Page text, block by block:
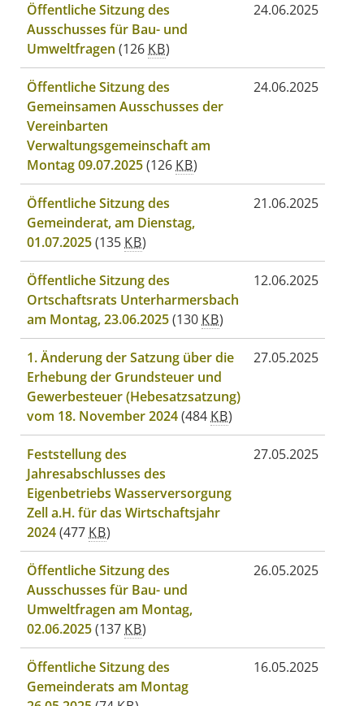
Öffentliche Sitzung des
Ausschusses für Bau- und
Umweltfragen (126KB)
24.06.2025
Öffentliche Sitzung des
Gemeinsamen Ausschusses der
Vereinbarten
Verwaltungsgemeinschaft am
Montag 09.07.2025(126KB)
24.06.2025
Öffentliche Sitzung des
Gemeinderat, am Dienstag,
01.07.2025(135KB)
21.06.2025
Öffentliche Sitzung des
Ortschaftsrats Unterharmersbach
am Montag, 23.06.2025(130KB)
12.06.2025
1. Änderung der Satzung über die
Erhebung der Grundsteuer und
Gewerbesteuer (Hebesatzsatzung)
vom 18. November 2024(484KB)
27.05.2025
Feststellung des
Jahresabschlusses des
Eigenbetriebs Wasserversorgung
Zell a.H. für das Wirtschaftsjahr
2024(477KB)
27.05.2025
Öffentliche Sitzung des
Ausschusses für Bau- und
Umweltfragen am Montag,
02.06.2025(137KB)
26.05.2025
Öffentliche Sitzung des
Gemeinderats am Montag
16.05.2025